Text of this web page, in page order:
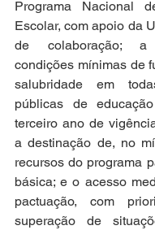
Programa Nacional
Escolar, com apoio da
de colaboração;
condições mínimas de
salubridade em
públicas de
terceiro ano de
a destinação de, no
recursos do programa
básica; e o acesso
pactuação, com
superação de